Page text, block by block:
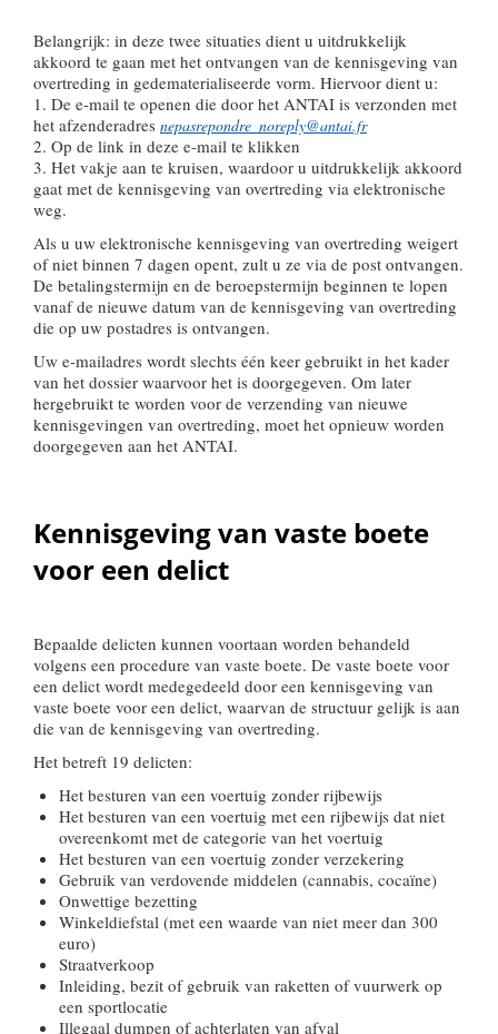
Belangrijk: in deze twee situaties dient u uitdrukkelijk
akkoord te gaan met het ontvangen van de kennisgeving van
overtreding in gedematerialiseerde vorm. Hiervoor dient u:
1. De e-mail te openen die door het ANTAI is verzonden met
het afzenderadres nepasrepondre_noreply@antai.fr
2. Op de link in deze e-mail te klikken
3. Het vakje aan te kruisen, waardoor u uitdrukkelijk akkoord
gaat met de kennisgeving van overtreding via elektronische
weg.
Als u uw elektronische kennisgeving van overtreding weigert
of niet binnen 7 dagen opent, zult u ze via de post ontvangen.
De betalingstermijn en de beroepstermijn beginnen te lopen
vanaf de nieuwe datum van de kennisgeving van overtreding
die op uw postadres is ontvangen.
Uw e-mailadres wordt slechts één keer gebruikt in het kader
van het dossier waarvoor het is doorgegeven. Om later
hergebruikt te worden voor de verzending van nieuwe
kennisgevingen van overtreding, moet het opnieuw worden
doorgegeven aan het ANTAI.
Kennisgeving van vaste boete
voor een delict
Bepaalde delicten kunnen voortaan worden behandeld
volgens een procedure van vaste boete. De vaste boete voor
een delict wordt medegedeeld door een kennisgeving van
vaste boete voor een delict, waarvan de structuur gelijk is aan
die van de kennisgeving van overtreding.
Het betreft 19 delicten:
Het besturen van een voertuig zonder rijbewijs
Het besturen van een voertuig met een rijbewijs dat niet
overeenkomt met de categorie van het voertuig
Het besturen van een voertuig zonder verzekering
Gebruik van verdovende middelen (cannabis, cocaïne)
Onwettige bezetting
Winkeldiefstal (met een waarde van niet meer dan 300
euro)
Straatverkoop
Inleiding, bezit of gebruik van raketten of vuurwerk op
een sportlocatie
Illegaal dumpen of achterlaten van afval